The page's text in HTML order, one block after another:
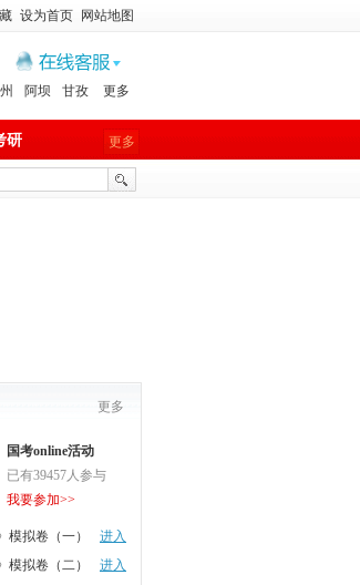
设为首页 网站地图
阿坝 甘孜
更多
更多
研
更多
国考online活动
已有39457人参与
我要参加>>
模拟卷（一）
进入
模拟卷（二）
进入